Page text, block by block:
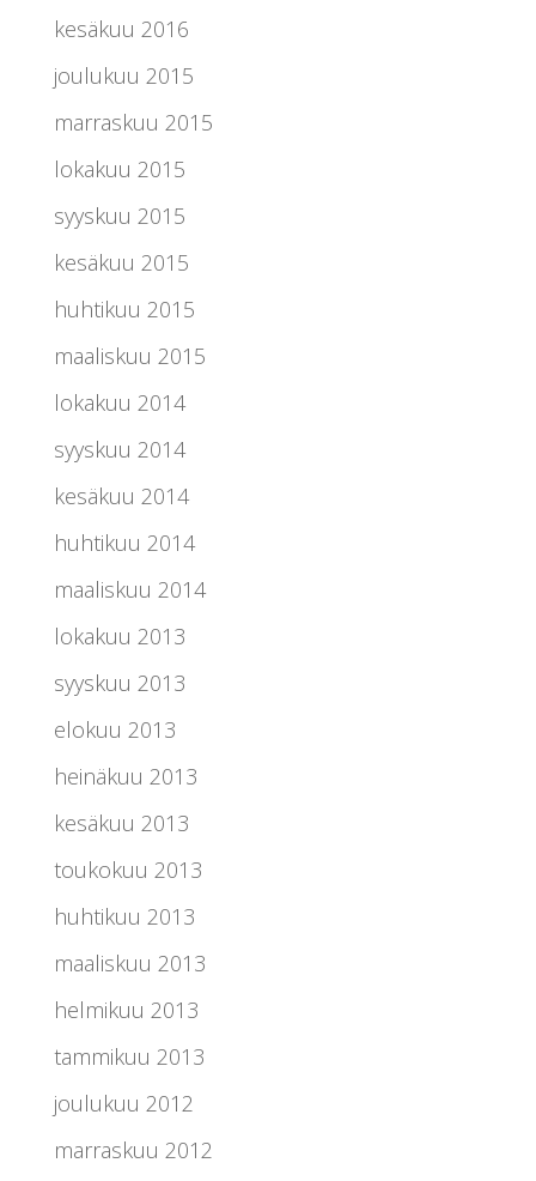
kesäkuu 2016
joulukuu 2015
marraskuu 2015
lokakuu 2015
syyskuu 2015
kesäkuu 2015
huhtikuu 2015
maaliskuu 2015
lokakuu 2014
syyskuu 2014
kesäkuu 2014
huhtikuu 2014
maaliskuu 2014
lokakuu 2013
syyskuu 2013
elokuu 2013
heinäkuu 2013
kesäkuu 2013
toukokuu 2013
huhtikuu 2013
maaliskuu 2013
helmikuu 2013
tammikuu 2013
joulukuu 2012
marraskuu 2012